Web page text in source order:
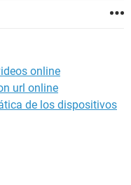
no se que sera.
online
url online
de los dispositivos